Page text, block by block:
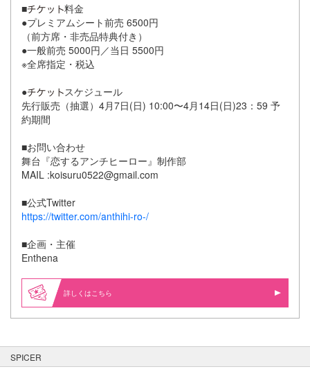
■
料金
●プレミアムシート前売 6500円
（前方席・非売品特典付き）
●一般前売 5000円／当日 5500円
※全席指定・税込
●
スケジュール
先行販売（抽選）4月7日(日) 10:00〜4月14日(日)23：59 予
約期間
■お問い合わせ
舞台『恋するアンチヒーロー』制作部
MAIL :koisuru0522@gmail.com
■公式Twitter
https://twitter.com/anthihi-ro-/
■企画・主催
Enthena
詳しくはこちら
SPICER